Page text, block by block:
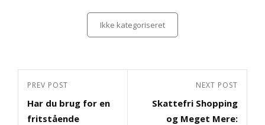
Ikke kategoriseret
Indlægsnavigation
Previous
Post
PREV POST
Har du brug for en
fritstående
Post
NEXT POST
Skattefri Shopping
og Meget Mere: